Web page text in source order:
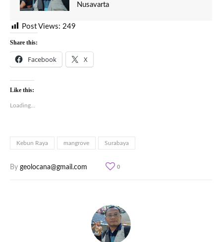
Nusavarta
Post Views: 249
Share this:
Facebook X
Like this:
Loading...
Kebun Raya mangrove Surabaya
By geolocana@gmail.com 0